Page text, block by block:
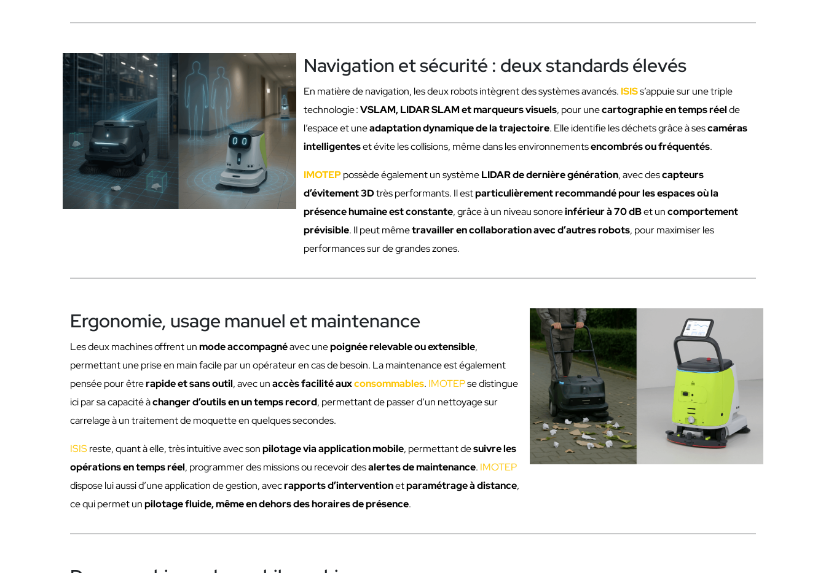
Navigation et sécurité : deux standards élevés
En matière de navigation, les deux robots intègrent des systèmes avancés. ISISs’appuie sur une triple
technologie :VSLAM, LIDAR SLAM et marqueurs visuels, pour unecartographie en temps réelde
l’espace et uneadaptation dynamique de la trajectoire. Elle identifie les déchets grâce à sescaméras
intelligenteset évite les collisions, même dans les environnementsencombrés ou fréquentés.
IMOTEPpossède également un systèmeLIDAR de dernière génération, avec descapteurs
d’évitement 3Dtrès performants. Il estparticulièrement recommandé pour les espaces où la
présence humaine est constante, grâce à un niveau sonoreinférieur à 70 dBet uncomportement
prévisible. Il peut mêmetravailler en collaboration avec d’autres robots, pour maximiser les
performances sur de grandes zones.
Ergonomie, usage manuel et maintenance
Les deux machines offrent unmode accompagnéavec unepoignée relevable ou extensible,
permettant une prise en main facile par un opérateur en cas de besoin. La maintenance est également
pensée pour êtrerapide et sans outil, avec unaccès facilité auxconsommables. IMOTEPse distingue
ici par sa capacité àchanger d’outils en un temps record, permettant de passer d’un nettoyage sur
carrelage à un traitement de moquette en quelques secondes.
ISIS reste, quant à elle, très intuitive avec sonpilotage via application mobile, permettant desuivre les
opérations en temps réel, programmer des missions ou recevoir desalertes de maintenance. IMOTEP
dispose lui aussi d’une application de gestion, avecrapports d’interventionetparamétrage à distance,
ce qui permet unpilotage fluide, même en dehors des horaires de présence.